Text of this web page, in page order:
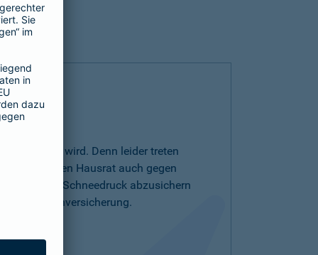
wichtiger wird. Denn leider treten
auf. Um Ihren Hausrat auch gegen
oder Schneedruck abzusichern